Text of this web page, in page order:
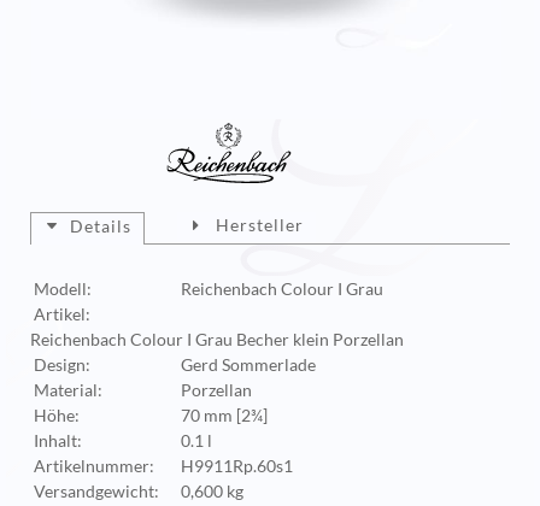
Details
Modell:
Reichenbach Colour I Grau
Artikel:
Reichenbach Colour I Grau Becher klein Porzellan
Design:
Gerd Sommerlade
Material:
Porzellan
Höhe:
70 mm [2¾]
Inhalt:
0.1 l
Artikelnummer:
H9911Rp.60s1
Versandgewicht:
0,600 kg
Hersteller